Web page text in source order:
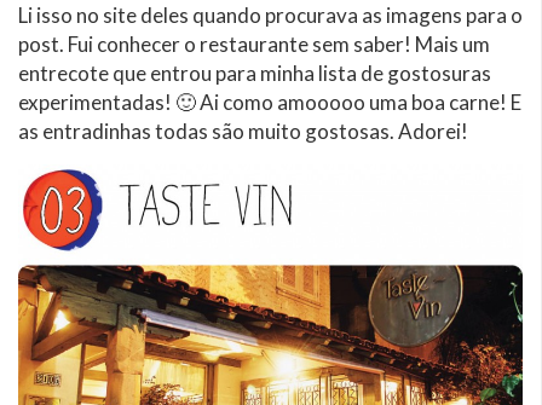
Li isso no site deles quando procurava as imagens para o
post. Fui conhecer o restaurante sem saber! Mais um
entrecote que entrou para minha lista de gostosuras
experimentadas! 🙂 Ai como amooooo uma boa carne! E
as entradinhas todas são muito gostosas. Adorei!